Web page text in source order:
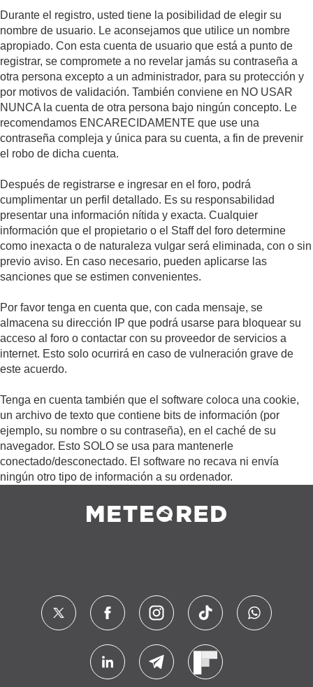
Durante el registro, usted tiene la posibilidad de elegir su
nombre de usuario. Le aconsejamos que utilice un nombre
apropiado. Con esta cuenta de usuario que está a punto de
registrar, se compromete a no revelar jamás su contraseña a
otra persona excepto a un administrador, para su protección y
por motivos de validación. También conviene en NO USAR
NUNCA la cuenta de otra persona bajo ningún concepto. Le
recomendamos ENCARECIDAMENTE que use una
contraseña compleja y única para su cuenta, a fin de prevenir
el robo de dicha cuenta.
Después de registrarse e ingresar en el foro, podrá
cumplimentar un perfil detallado. Es su responsabilidad
presentar una información nítida y exacta. Cualquier
información que el propietario o el Staff del foro determine
como inexacta o de naturaleza vulgar será eliminada, con o sin
previo aviso. En caso necesario, pueden aplicarse las
sanciones que se estimen convenientes.
Por favor tenga en cuenta que, con cada mensaje, se
almacena su dirección IP que podrá usarse para bloquear su
acceso al foro o contactar con su proveedor de servicios a
internet. Esto solo ocurrirá en caso de vulneración grave de
este acuerdo.
Tenga en cuenta también que el software coloca una cookie,
un archivo de texto que contiene bits de información (por
ejemplo, su nombre o su contraseña), en el caché de su
navegador. Esto SOLO se usa para mantenerle
conectado/desconectado. El software no recava ni envía
ningún otro tipo de información a su ordenador.